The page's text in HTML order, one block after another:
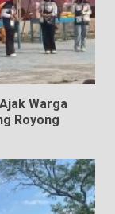
Warga
Royong